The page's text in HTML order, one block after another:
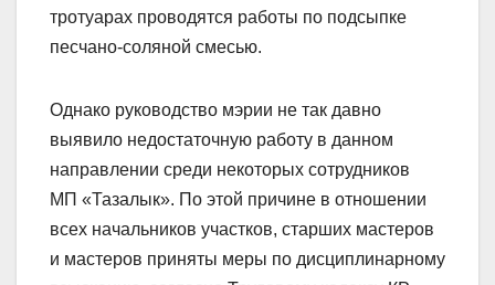
тротуарах проводятся работы по подсыпке
песчано-соляной смесью.
Однако руководство мэрии не так давно
выявило недостаточную работу в данном
направлении среди некоторых сотрудников
МП «Тазалык». По этой причине в отношении
всех начальников участков, старших мастеров
и мастеров приняты меры по дисциплинарному